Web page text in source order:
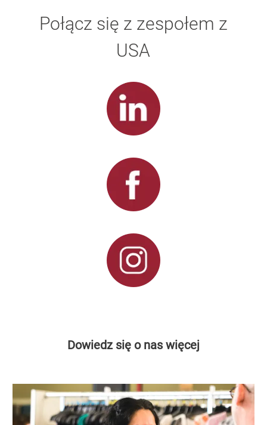
Połącz się z zespołem z
USA
Dowiedz się o nas więcej